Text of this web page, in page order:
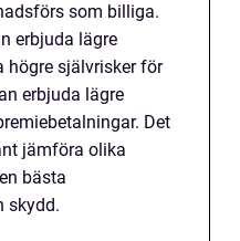
som billiga.
erbjuda lägre
högre självrisker för
erbjuda lägre
Det
jämföra olika
bästa
skydd.